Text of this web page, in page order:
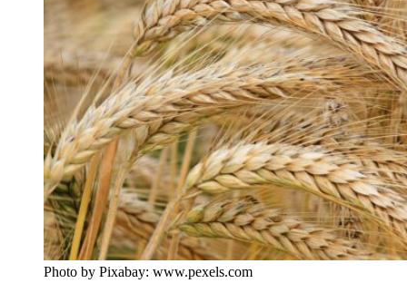
Photo by Pixabay: www.pexels.com